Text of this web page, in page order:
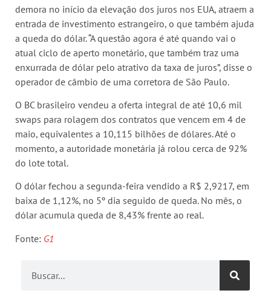
demora no início da elevação dos juros nos EUA, atraem a
entrada de investimento estrangeiro, o que também ajuda
a queda do dólar. “A questão agora é até quando vai o
atual ciclo de aperto monetário, que também traz uma
enxurrada de dólar pelo atrativo da taxa de juros”, disse o
operador de câmbio de uma corretora de São Paulo.
O BC brasileiro vendeu a oferta integral de até 10,6 mil
swaps para rolagem dos contratos que vencem em 4 de
maio, equivalentes a 10,115 bilhões de dólares. Até o
momento, a autoridade monetária já rolou cerca de 92%
do lote total.
O dólar fechou a segunda-feira vendido a R$ 2,9217, em
baixa de 1,12%, no 5º dia seguido de queda. No mês, o
dólar acumula queda de 8,43% frente ao real.
Fonte: G1